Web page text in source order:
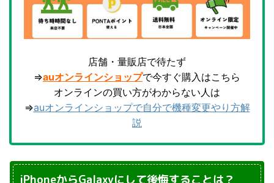
店舗・量販店で待たず
⇒auオンラインショップで今すぐ購入はこちら
オンラインの買い方がわからない人は
⇒auオンラインショップで自分で機種変更やり方解
説
iPhoneからGalaxyにして後悔することは？